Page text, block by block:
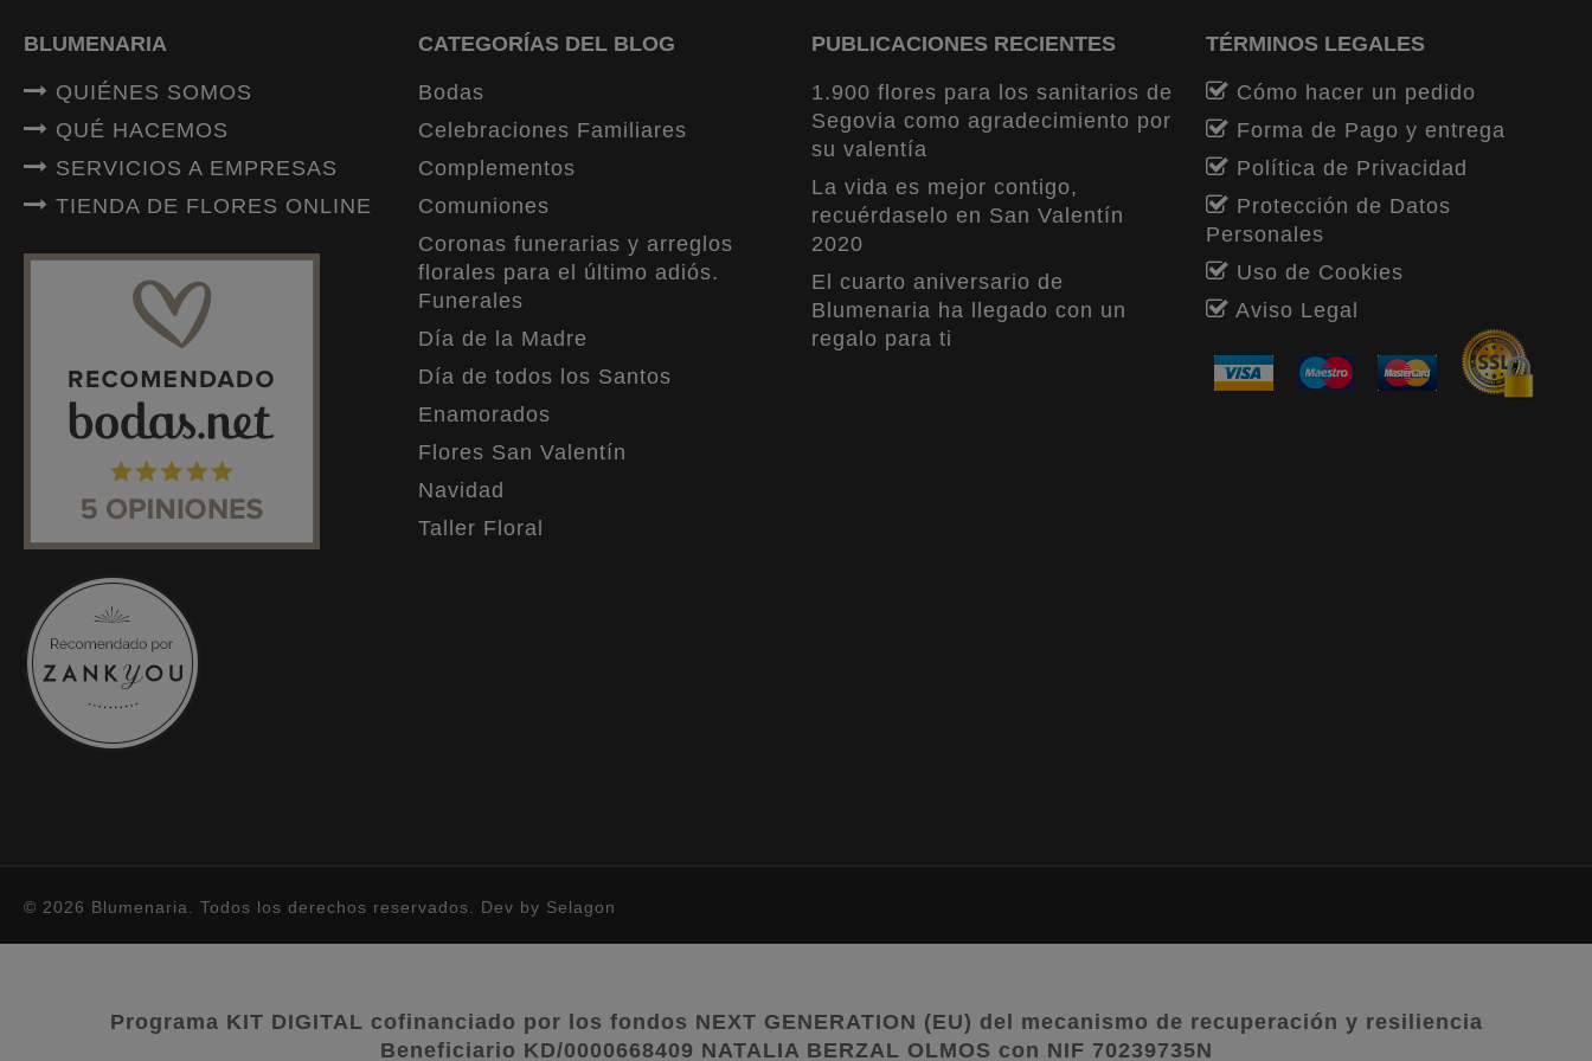
BLUMENARIA
QUIÉNES SOMOS
QUÉ HACEMOS
SERVICIOS A EMPRESAS
TIENDA DE FLORES ONLINE
CATEGORÍAS DEL BLOG
Bodas
Celebraciones Familiares
Complementos
Comuniones
Coronas funerarias y arreglos
florales para el último adiós.
Funerales
Día de la Madre
Día de todos los Santos
Enamorados
Flores San Valentín
Navidad
Taller Floral
PUBLICACIONES RECIENTES
1.900 flores para los sanitarios de
Segovia como agradecimiento por
su valentía
La vida es mejor contigo,
recuérdaselo en San Valentín
2020
El cuarto aniversario de
Blumenaria ha llegado con un
regalo para ti
TÉRMINOS LEGALES
Cómo hacer un pedido
Forma de Pago y entrega
Política de Privacidad
Protección de Datos
Personales
Uso de Cookies
Aviso Legal
© 2026 Blumenaria. Todos los derechos reservados. Dev by Selagon
Programa KIT DIGITAL cofinanciado por los fondos NEXT GENERATION (EU) del mecanismo de recuperación y resiliencia
Beneficiario KD/0000668409 NATALIA BERZAL OLMOS con NIF 70239735N